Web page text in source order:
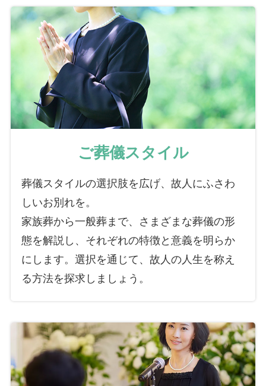
ご葬儀スタイル
葬儀スタイルの選択肢を広げ、故人にふさわ
しいお別れを。
家族葬から一般葬まで、さまざまな葬儀の形
態を解説し、それぞれの特徴と意義を明らか
にします。選択を通じて、故人の人生を称え
る方法を探求しましょう。